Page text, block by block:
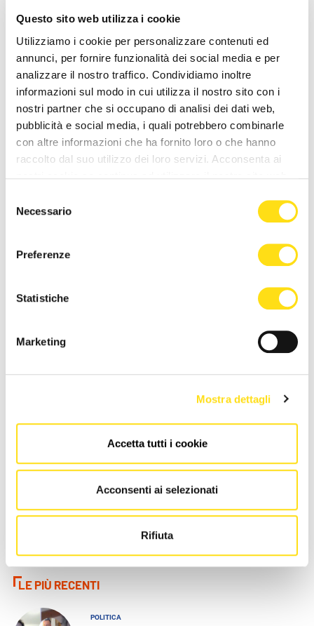
Questo sito web utilizza i cookie
Utilizziamo i cookie per personalizzare contenuti ed
annunci, per fornire funzionalità dei social media e per
analizzare il nostro traffico. Condividiamo inoltre
informazioni sul modo in cui utilizza il nostro sito con i
nostri partner che si occupano di analisi dei dati web,
pubblicità e social media, i quali potrebbero combinarle
con altre informazioni che ha fornito loro o che hanno
raccolto dal suo utilizzo dei loro servizi. Acconsenta ai
delNecessario
Preferenze
Statistiche
Marketing
Mostra dettagli
Accetta tutti i cookie
Acconsenti ai selezionati
Rifiuta
pressione: “Così rischiamo di
27 Maggio 2026
Comprare casa a Trieste, gli
stranieri fanno salire il
Trieste, estate di cantieri
nelle scuole: “Interventi
concentrati quando gli [...]
CRONACA
Trieste Trasporti supera il
Covid: “Biglietti e passeggeri
LE PIÙ RECENTI
POLITICA